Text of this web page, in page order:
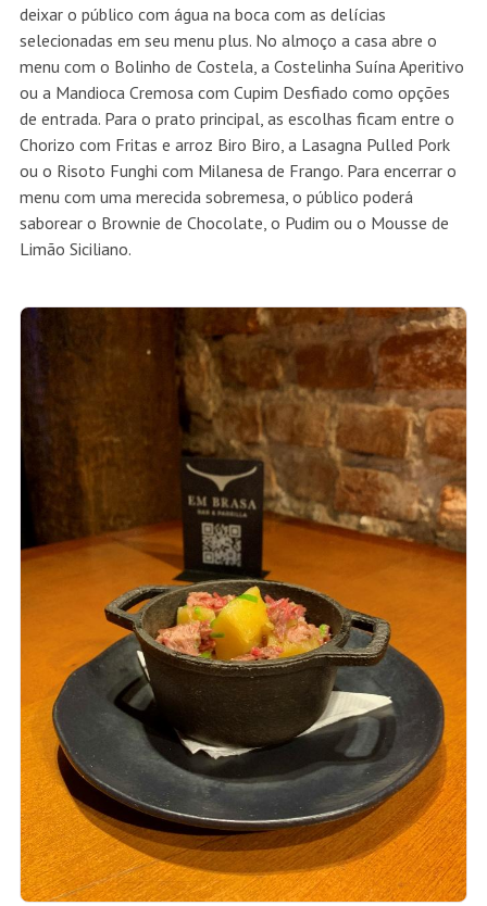
deixar o público com água na boca com as delícias
selecionadas em seu menu plus. No almoço a casa abre o
menu com o Bolinho de Costela, a Costelinha Suína Aperitivo
ou a Mandioca Cremosa com Cupim Desfiado como opções
de entrada. Para o prato principal, as escolhas ficam entre o
Chorizo com Fritas e arroz Biro Biro, a Lasagna Pulled Pork
ou o Risoto Funghi com Milanesa de Frango. Para encerrar o
menu com uma merecida sobremesa, o público poderá
saborear o Brownie de Chocolate, o Pudim ou o Mousse de
Limão Siciliano.